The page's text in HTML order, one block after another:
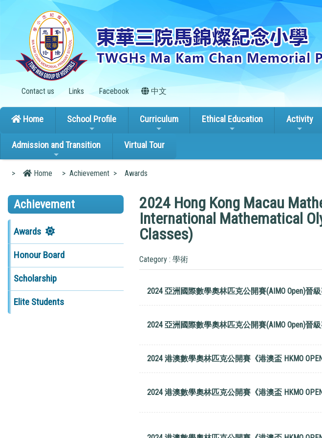
Contact us Links Facebook 中文
Home School Profile Curriculum Ethical Education Activity
Admission and Transition Virtual Tour
> Home > Achievement > Awards
Achievement
Awards
Honour Board
Scholarship
Elite Students
2024 Hong Kong Macau
International Mathematical
Classes)
Category : 學術
2024 亞洲國際數學奧林匹克公開賽(AIMO Open)晉
2024 亞洲國際數學奧林匹克公開賽(AIMO Open)晉
2024 港澳數學奧林匹克公開賽《港澳盃 HKMO
2024 港澳數學奧林匹克公開賽《港澳盃 HKMO